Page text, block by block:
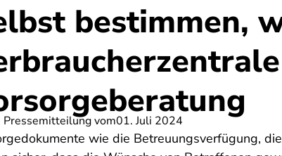
bestimmen,
Pressemitteilung vom01. Juli 2024
wie die Betreuungsverfügung,